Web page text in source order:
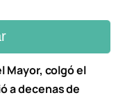
Mayor, colgó el
a decenas de